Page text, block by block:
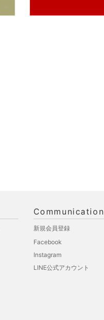
Communication
新規会員登録
Facebook
Instagram
LINE公式アカウント